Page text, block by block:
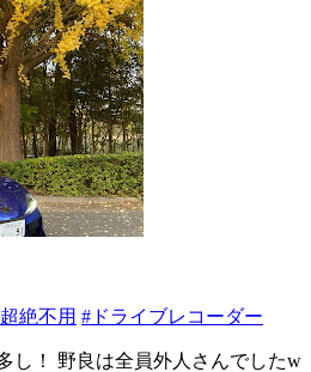
絶不用 #ドライブレコーダー
し！ 野良は全員外人さんでしたw